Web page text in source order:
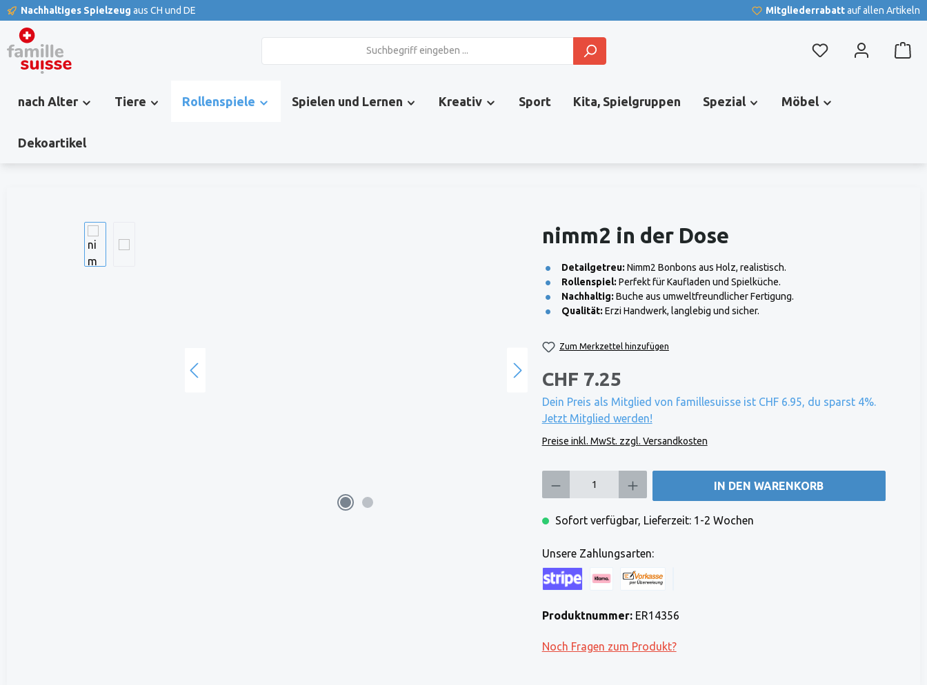
Zur Hauptnavigation springen
Nachhaltiges Spielzeug aus CH und DE Mitgliederrabattauf allen Artikeln
Du hast 0 Produkte
nach Alter Tiere Rollenspiele Spielen und Lernen Kreativ Sport Kita, Spielgruppen Spezial Möbel
Dekoartikel
Bildergalerie überspringen nimm2 in der Dose
Detailgetreu: Nimm2 Bonbons aus Holz, realistisch.
Rollenspiel: Perfekt für Kaufladen und Spielküche.
Nachhaltig: Buche aus umweltfreundlicher Fertigung.
Qualität: Erzi Handwerk, langlebig und sicher.
Zum Merkzettel hinzufügen
CHF 7.25
Dein Preis als Mitglied von famillesuisse ist CHF 6.95, du sparst 4%.
Jetzt Mitglied werden!
Preise inkl. MwSt. zzgl. Versandkosten
IN DEN WARENKORB
Sofort verfügbar, Lieferzeit: 1-2 Wochen
Unsere Zahlungsarten:
Produktnummer: ER14356
Noch Fragen zum Produkt?